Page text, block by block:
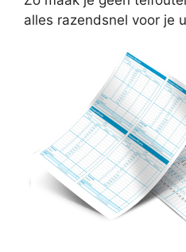
alles razendsnel voor je